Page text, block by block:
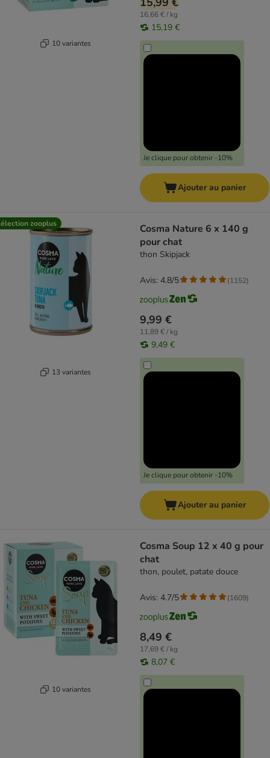
10 variantes
16,66 € / kg
15,19 €
Je clique pour obtenir -10%
Ajouter au panier
zooplus
13 variantes
Cosma Nature 6 x 140 g
pour chat
thon Skipjack
9,99 €
11,89 € / kg
9,49 €
Je clique pour obtenir -10%
Avis: 4.8/5 (1152)
Ajouter au panier
10 variantes
Cosma Soup 12 x 40 g pour
chat
thon, poulet, patate douce
8,49 €
17,69 € / kg
8,07 €
Avis: 4.7/5 (1609)